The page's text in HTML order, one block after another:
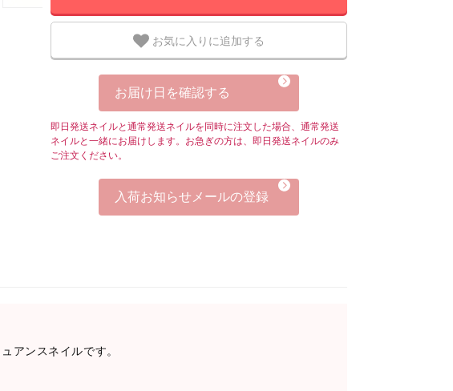
お気に入りに追加する
お届け日を確認する
即日発送ネイルと通常発送ネイルを同時に注文した場合、通常発送
ネイルと一緒にお届けします。お急ぎの方は、即日発送ネイルのみ
ご注文ください。
入荷お知らせメールの登録
アンスネイルです。